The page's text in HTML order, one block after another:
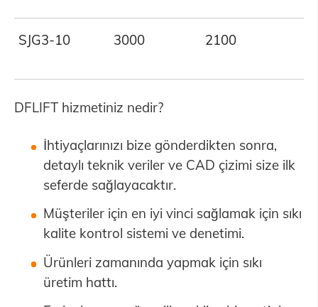
SJG3-10 3000 2100
DFLIFT hizmetiniz nedir?
İhtiyaçlarınızı bize gönderdikten sonra,
detaylı teknik veriler ve CAD çizimi size ilk
seferde sağlayacaktır.
Müşteriler için en iyi vinci sağlamak için sıkı
kalite kontrol sistemi ve denetimi.
Ürünleri zamanında yapmak için sıkı
üretim hattı.